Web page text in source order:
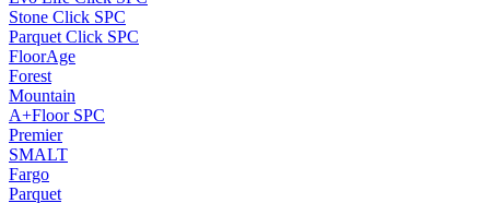
Stone Click SPC
Parquet Click SPC
FloorAge
Forest
Mountain
A+Floor SPC
Premier
SMALT
Fargo
Parquet